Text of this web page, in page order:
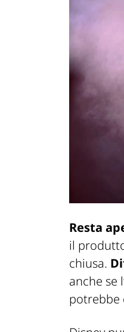
Resta
il
chiusa.
anche se
potrebbe